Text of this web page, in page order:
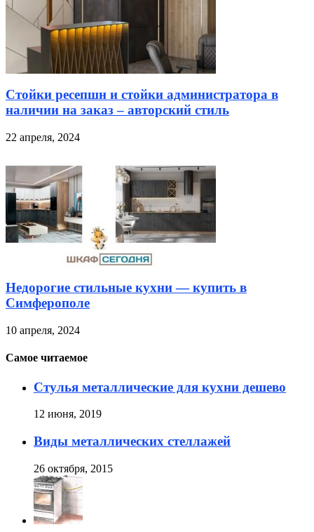
Стойки ресепшн и стойки администратора в
наличии на заказ – авторский стиль
22 апреля, 2024
Недорогие стильные кухни — купить в
Симферополе
10 апреля, 2024
Самое читаемое
Стулья металлические для кухни дешево
12 июня, 2019
Виды металлических стеллажей
26 октября, 2015